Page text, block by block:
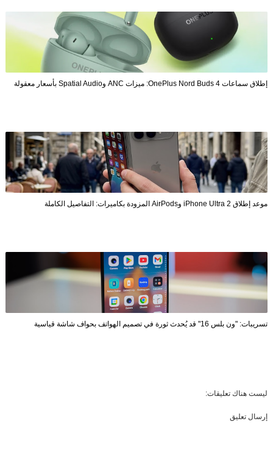
إطلاق سماعات OnePlus Nord Buds 4: ميزات ANC وSpatial Audio بأسعار معقولة
موعد إطلاق iPhone Ultra 2 وAirPods المزودة بكاميرات: التفاصيل الكاملة
تسريبات: "ون بلس 16" قد يُحدث ثورة في تصميم الهواتف بحواف شاشة قياسية
ليست هناك تعليقات:
إرسال تعليق